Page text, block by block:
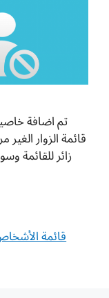
تم اضافة
قائمة الزوار
زائر للقائمة
قائمة